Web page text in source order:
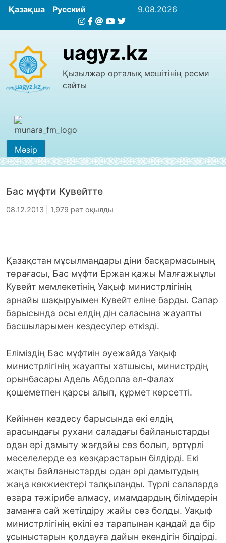
Қазақша Русский 9.08.2026
uagyz.kz
Қызылжар орталық мешітінің ресми
сайты
Мәзір
Бас мүфти Кувейтте
08.12.2013 | 1,979 рет оқылды
Қазақстан мұсылмандары діни басқармасының
төрағасы, Бас мүфти Ержан қажы Малғажыұлы
Кувейт мемлекетінің Уақыф министрлігінің
арнайы шақыруымен Кувейт еліне барды. Сапар
барысында осы елдің дін саласына жауапты
басшыларымен кездесулер өткізді.
Еліміздің Бас мүфтиін әуежайда Уақыф
министрлігінің жауапты хатшысы, министрдің
орынбасары Адель Абдолла әл-Фалах
қошеметпен қарсы алып, құрмет көрсетті.
Кейіннен кездесу барысында екі елдің
арасындағы рухани саладағы байланыстарды
одан әрі дамыту жағдайы сөз болып, әртүрлі
мәселелерде өз көзқарастарын білдірді. Екі
жақты байланыстарды одан әрі дамытудың
жаңа көкжиектері талқыланды. Түрлі салаларда
өзара тәжірибе алмасу, имамдардың білімдерін
заманға сай жетілдіру жайы сөз болды. Уақыф
министрлігінің өкілі өз тарапынан қандай да бір
ұсыныстарын қолдауға дайын екендігін білдірді.